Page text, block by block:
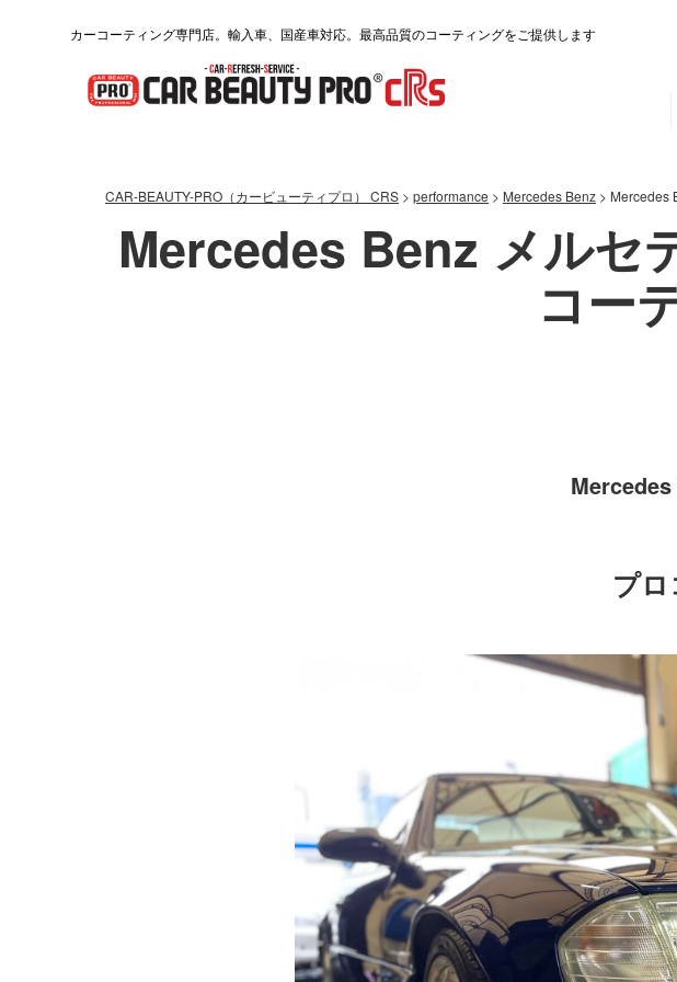
カーコーティング専門店。輸入車、国産車対応。最高品質のコーティングをご提供します
CAR-BEAUTY-PRO（カービューティプロ） CRS > performance > Mercedes Benz > Mercedes
Mercedes Benz メルセ
コー
プ